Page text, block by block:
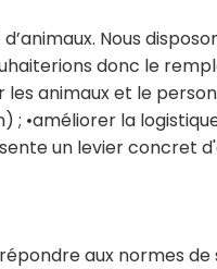
Nous
donc le
animaux et le
•améliorer la
un levier concret
aux normes